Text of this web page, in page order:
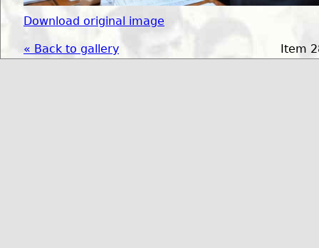
Download original image
« Back to gallery Item